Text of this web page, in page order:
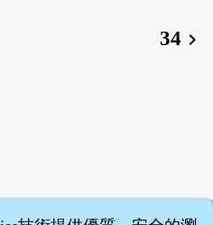
34 chevron_right